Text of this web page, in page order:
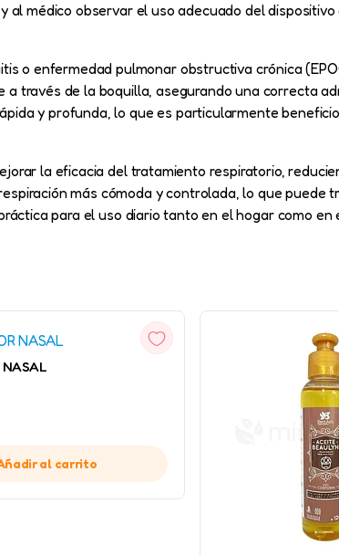
médico observar el uso adecuado del
o enfermedad pulmonar obstructiva crónica
través de la boquilla, asegurando una correcta
y profunda, lo que es particularmente
la eficacia del tratamiento respiratorio,
más cómoda y controlada, lo que puede
para el uso diario tanto en el hogar como en
RÁPIDA
NASAL
al carrito